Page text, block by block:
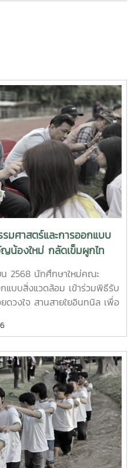
มศาสตร์และการออกแบบ
น้องใหม่ กลัดเข็มผูกไท
2568 นักศึกษาใหม่คณะ
แบบสิ่งแวดล้อม เข้าร่วมพิธีรับ
วงใจ สานสายใยอินทนิล เพื่อ
โจ้อย่างสมบูรณ์ และสร้าง
.โชคอนันต์ วาณิชย์เลิศธนา
ตราจารย์พันธ์ศักดิ์ ภักดี รอง
าจารย์ของคณะ เจิมหน้าผาก
นทนิล มหาวิทยาลัยแม่โจ้